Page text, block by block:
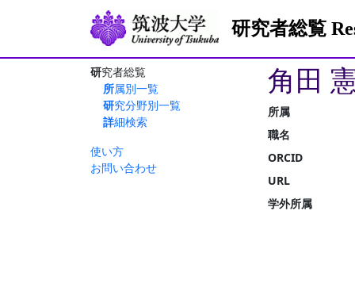
研究者総覧
研究者総覧
所属別一覧
研究分野別一覧
詳細検索
使い方
お問い合わせ
角田
所属
職名
ORCID
URL
学外所属